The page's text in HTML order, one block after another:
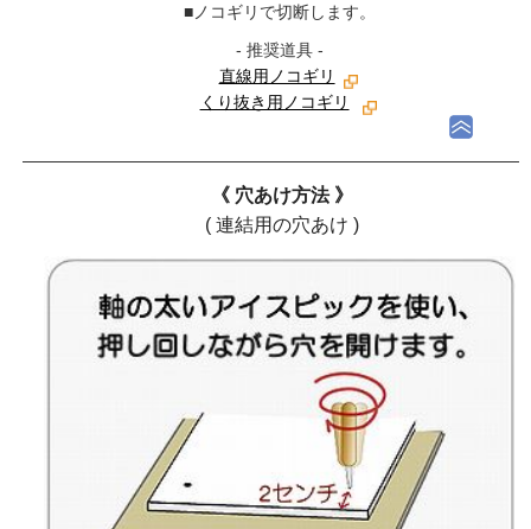
■ノコギリで切断します。
- 推奨道具 -
直線用ノコギリ
くり抜き用ノコギリ
《 穴あけ方法 》
( 連結用の穴あけ )